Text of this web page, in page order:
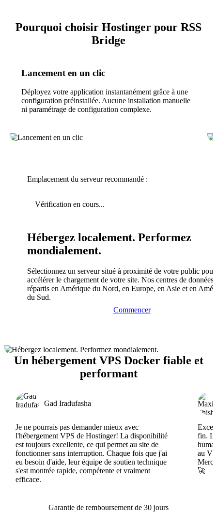
Pourquoi choisir Hostinger pour RSS
Bridge
Lancement en un clic
Déployez votre application instantanément grâce à une
configuration préinstallée. Aucune installation manuelle
ni paramétrage de configuration complexe.
Emplacement du serveur recommandé :
Vérification en cours...
Hébergez localement. Performez
mondialement.
Sélectionnez un serveur situé à proximité de votre public pour
accélérer le chargement de votre site. Nos centres de données
répartis en Amérique du Nord, en Europe, en Asie et en
du Sud.
Commencer
Un hébergement VPS Docker fiable et
performant
Gad Iradufasha
Je ne pourrais pas demander mieux avec
l'hébergement VPS de Hostinger! La disponibilité
est toujours excellente, ce qui permet au site de
fonctionner sans interruption. Chaque fois que j'ai
eu besoin d'aide, leur équipe de soutien technique
s'est montrée rapide, compétente et vraiment
efficace.
fin.
au
Merci
🚀
Garantie de remboursement de 30 jours